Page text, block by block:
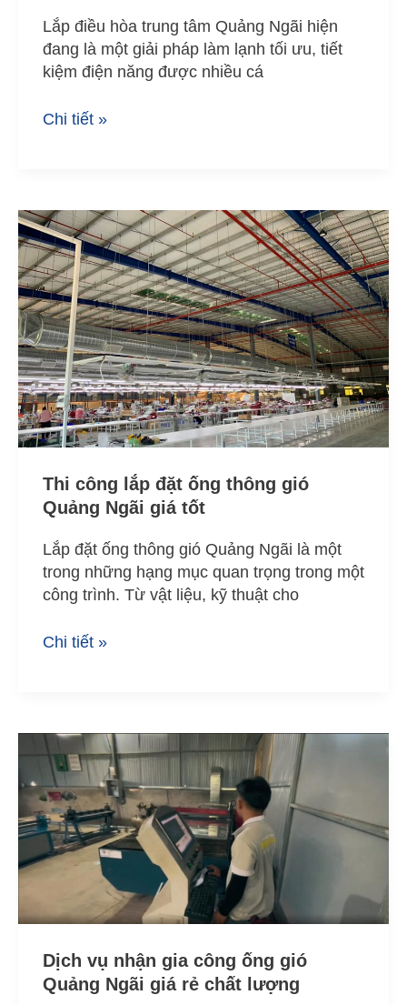
Lắp điều hòa trung tâm Quảng Ngãi hiện
đang là một giải pháp làm lạnh tối ưu, tiết
kiệm điện năng được nhiều cá
Chi tiết »
Thi công lắp đặt ống thông gió
Quảng Ngãi giá tốt
Lắp đặt ống thông gió Quảng Ngãi là một
trong những hạng mục quan trọng trong một
công trình. Từ vật liệu, kỹ thuật cho
Thi
công
lắp
đặt
ống
thông
gió
Quảng
Ngãi
giá
tốt
Chi tiết »
Dịch vụ nhận gia công ống gió
Quảng Ngãi giá rẻ chất lượng
Dịch
vụ
nhận
gia
công
ống
Quảng
Ngãi
rẻ
chất